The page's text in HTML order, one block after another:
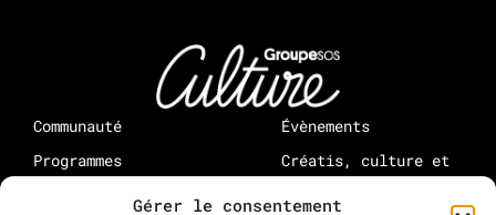
Gérer le consentement
Communauté
Programmes
Évènements
Créatis, culture et
médias : à propos